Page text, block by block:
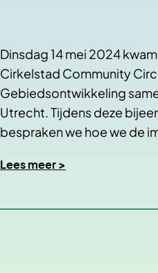
Dinsdag 14 mei 2024
Cirkelstad Community
Gebiedsontwikkeling
Utrecht. Tijdens deze
bespraken we hoe we de
Lees meer >